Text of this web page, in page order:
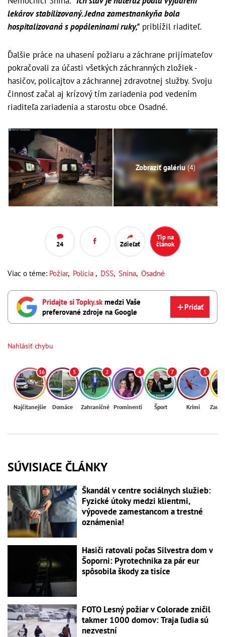
lekárov stabilizovaný. Jedna zamestnankyňa bola
hospitalizovaná s popáleninami ruky," priblížil riaditeľ.
Ďalšie práce na uhasení požiaru a záchrane prijímateľov
pokračovali za účasti všetkých záchranných zložiek -
hasičov, policajtov a záchrannej zdravotnej služby. Svoju
činnosť začal aj krízový tím zariadenia pod vedením
riaditeľa zariadenia a starostu obce Osadné.
Zobraziť galériu(4)
24 Zdieľať
Tip na
článok
Viac o téme: Požiar, Polícia , DSS, Snina, Osadné
Pridajte si Topky.sk medzi Vaše
preferované zdroje na Google
Pridať
Nahlásiť chybu
16
Najčítanejšie
5
Domáce
2
Zahraničné
4
Prominenti
7
Šport
5
Krimi
SÚVISIACE ČLÁNKY
Škandál v centre sociálnych služieb:
Fyzické útoky medzi klientmi,
výpovede zamestancom a trestné
oznámenia!
Hasiči ratovali počas Silvestra dom v
Šoporni: Pyrotechnika za pár eur
spôsobila škody za tisíce
FOTO Lesný požiar v Colorade zničil
takmer 1000 domov: Traja ľudia sú
nezvestní